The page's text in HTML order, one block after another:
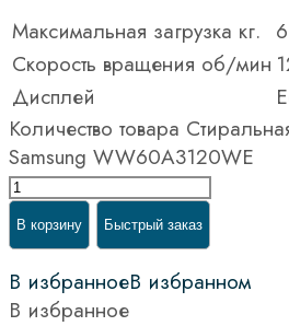
Максимальная загрузка кг. 6
Скорость вращения об/мин
Дисплей
Количество товара
Samsung WW60A3120WE
В корзину Быстрый заказ
В избранноеВ избранном
В избранное